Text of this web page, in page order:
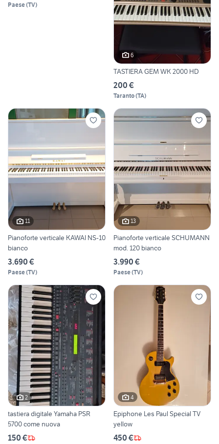
Paese(TV)
6
TASTIERA GEM WK 2000 HD
200 €
Taranto(TA)
11
Pianoforte verticale KAWAI NS-10
bianco
3.690 €
Paese(TV)
13
Pianoforte verticale SCHUMANN
mod. 120 bianco
3.990 €
Paese(TV)
2
tastiera digitale Yamaha PSR
5700 come nuova
150 €
4
Epiphone Les Paul Special TV
yellow
450 €